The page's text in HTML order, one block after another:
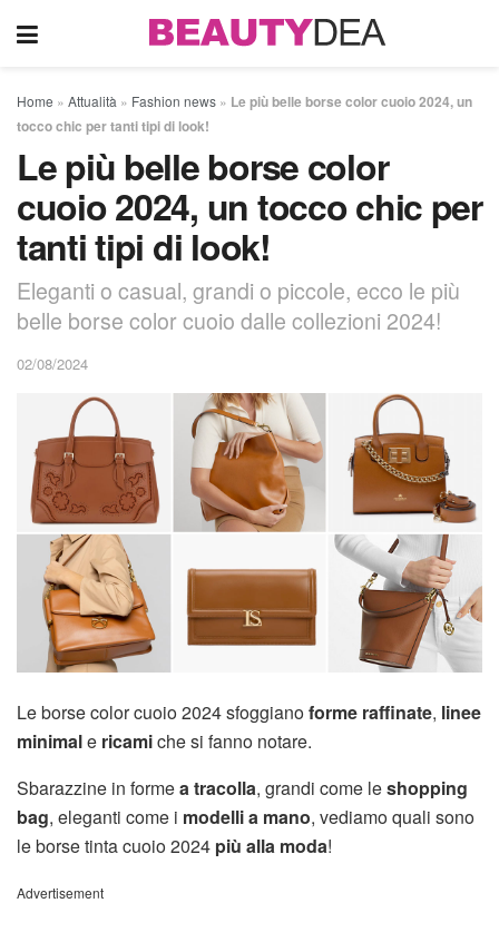
Home » Attualità » Fashion news » Le più belle borse color cuoio 2024, un
tocco chic per tanti tipi di look!
Le più belle borse color
cuoio 2024, un tocco chic per
tanti tipi di look!
Eleganti o casual, grandi o piccole, ecco le più
belle borse color cuoio dalle collezioni 2024!
02/08/2024
Le borse color cuoio 2024 sfoggianoforme raffinate, linee
minimale ricamiche si fanno notare.
Sbarazzine in formea tracolla, grandi come leshopping
bag, eleganti come i modelli a mano, vediamo quali sono
le borse tinta cuoio 2024 più alla moda!
Advertisement